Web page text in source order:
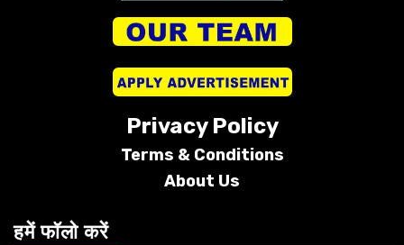
Privacy Policy
Terms & Conditions
About Us
हमें फॉलो करें